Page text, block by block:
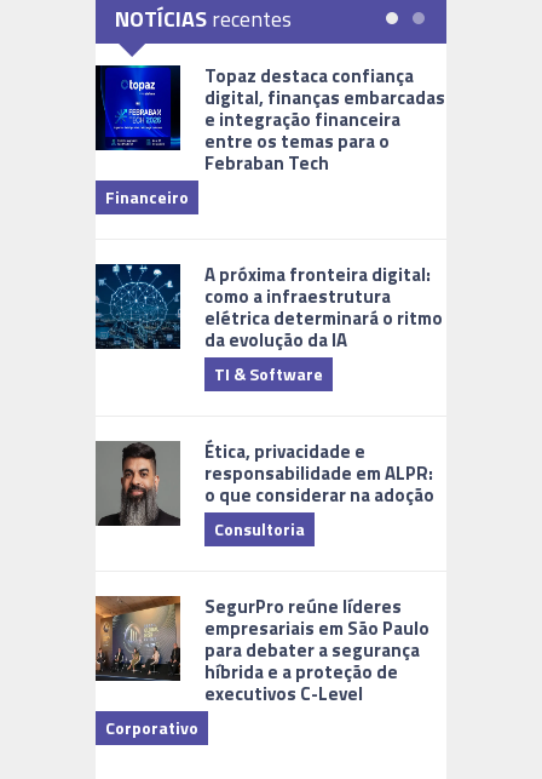
NOTÍCIASrecentes
Topaz destaca confiança
digital, finanças embarcadas
e integração financeira
entre os temas para o
Febraban Tech
Financeiro
A próxima fronteira digital:
como a infraestrutura
elétrica determinará o ritmo
da evolução da IA
TI & Software
Ética, privacidade e
responsabilidade em ALPR:
o que considerar na adoção
Consultoria
SegurPro reúne líderes
empresariais em São Paulo
para debater a segurança
híbrida e a proteção de
executivos C-Level
Corporativo